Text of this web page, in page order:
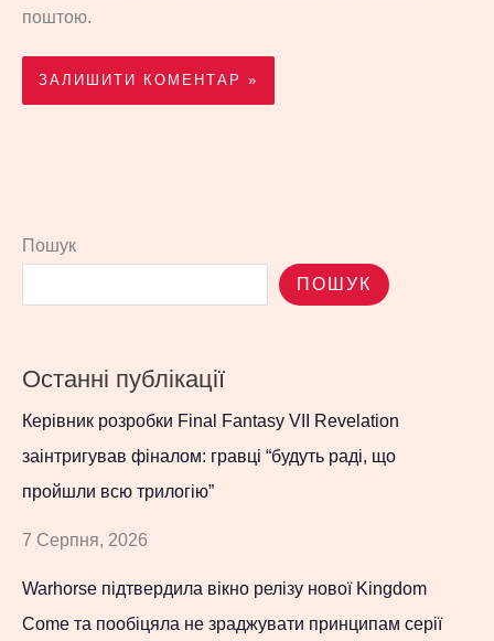
поштою.
Пошук
ПОШУК
Останні публікації
Керівник розробки Final Fantasy VII Revelation
заінтригував фіналом: гравці “будуть раді, що
пройшли всю трилогію”
7 Серпня, 2026
Warhorse підтвердила вікно релізу нової Kingdom
Come та пообіцяла не зраджувати принципам серії